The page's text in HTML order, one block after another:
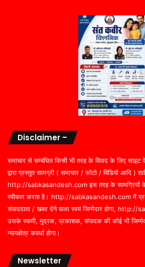
Disclaimer –
समाचार से सम्बंधित किसी भी तरह के विवाद के लिए
द्वारा प्रस्तुत सामग्री ( समाचार / फोटो / विडियो आदि )
http://sabkasandesh.com इस तरह के सामग्रियों के
स्वीकार करता है। http://sabkasandesh.com में
संवाददाता / खबर देने वाला स्वयं जिम्मेदार होगा,
उसके स्वामी, मुद्रक, प्रकाशक, संपादक की कोई भी
न्यायक्षेत्र कवर्धा होगा।
Newsletter